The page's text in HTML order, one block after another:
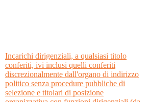
Incarichi dirigenziali, a qualsiasi titolo
conferiti, ivi inclusi quelli conferiti
discrezionalmente dall'organo di indirizzo
politico senza procedure pubbliche di
selezione e titolari di posizione